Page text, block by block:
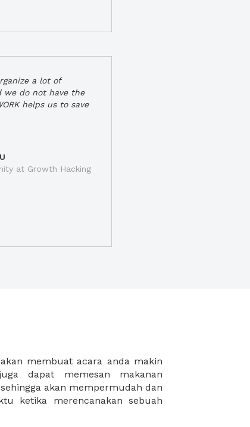
a lot of
we do not have the
helps us to save
at Growth Hacking